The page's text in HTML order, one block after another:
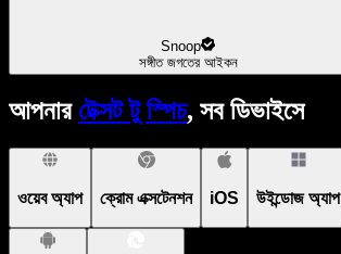
Snoop
সঙ্গীত জগতের আইকন
আপনার টেক্সট টু স্পিচ, সব ডিভাইসে
ওয়েব অ্যাপ ক্রোম এক্সটেনশন iOS উইন্ডোজ অ্যাপ